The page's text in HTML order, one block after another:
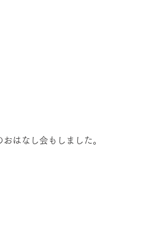
おはなし会もしました。